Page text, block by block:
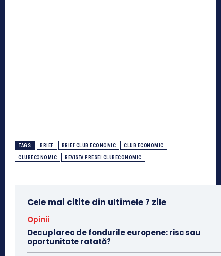
TAGS BRIEF BRIEF CLUB ECONOMIC CLUB ECONOMIC
CLUBECONOMIC REVISTA PRESEI CLUBECONOMIC
Cele mai citite din ultimele 7 zile
Opinii
Decuplarea de fondurile europene: risc sau
oportunitate ratată?